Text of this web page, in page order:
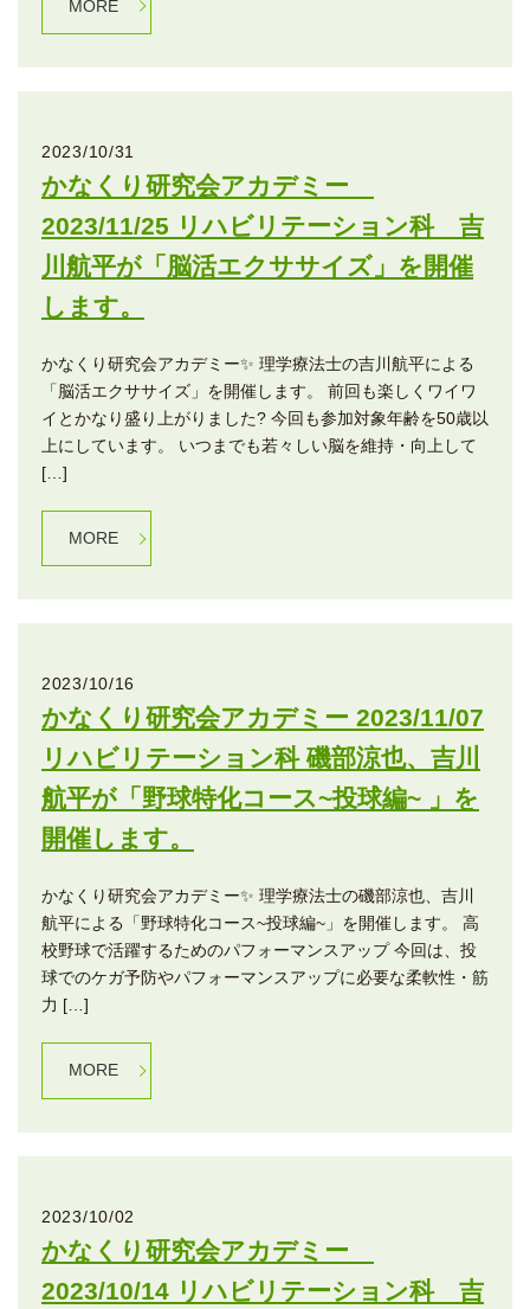
MORE
2023/10/31
かなくり研究会アカデミー
2023/11/25 リハビリテーション科 吉
川航平が「脳活エクササイズ」を開催
します。
かなくり研究会アカデミー✨ 理学療法士の吉川航平による
「脳活エクササイズ」を開催します。 前回も楽しくワイワ
イとかなり盛り上がりました? 今回も参加対象年齢を50歳以
上にしています。 いつまでも若々しい脳を維持・向上して
[…]
MORE
2023/10/16
かなくり研究会アカデミー 2023/11/07
リハビリテーション科 磯部涼也、吉川
航平が「野球特化コース~投球編~ 」を
開催します。
かなくり研究会アカデミー✨ 理学療法士の磯部涼也、吉川
航平による「野球特化コース~投球編~」を開催します。 高
校野球で活躍するためのパフォーマンスアップ 今回は、投
球でのケガ予防やパフォーマンスアップに必要な柔軟性・筋
力 […]
MORE
2023/10/02
かなくり研究会アカデミー
2023/10/14 リハビリテーション科 吉